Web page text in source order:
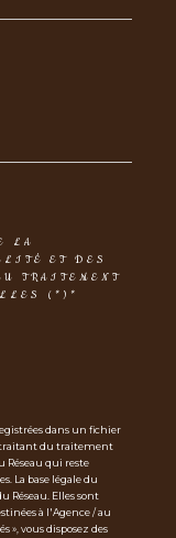
LA
ET DES
TRAITEMENT
(*)*
dans un fichier
traitant du traitement
Réseau qui reste
La base légale du
Réseau. Elles sont
à l'Agence / au
», vous disposez des